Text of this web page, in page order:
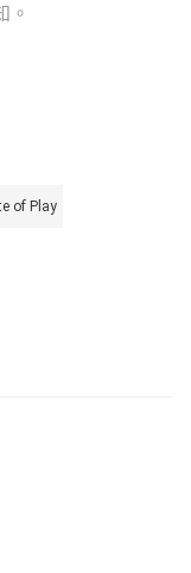
。
of Play